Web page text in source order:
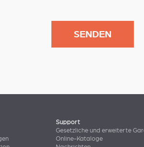
Support
Gesetzliche und erweiterte
Online-Kataloge